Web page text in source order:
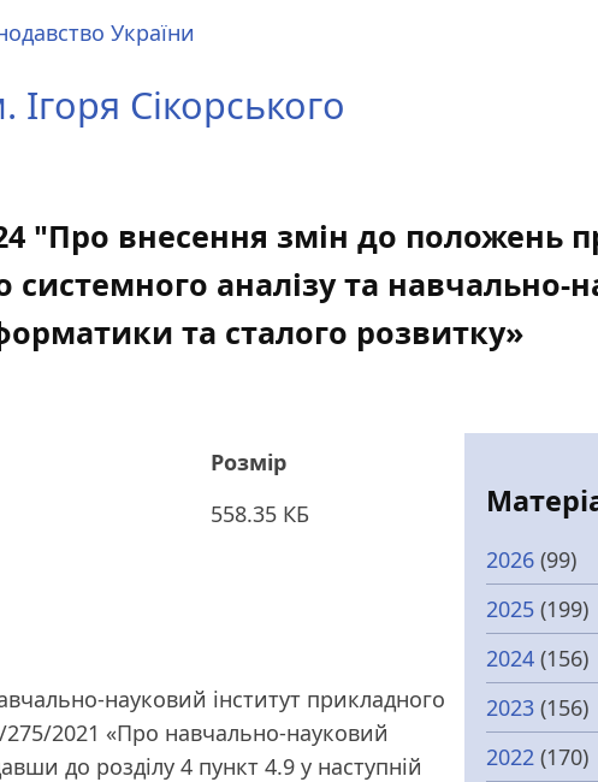
України
Сікорського
"Про внесення змін до положень
системного аналізу та навчально-
та сталого розвитку»
Розмір
558.35 КБ
науковий інститут прикладного
275/2021 «Про навчально-науковий
до розділу 4 пункт 4.9 у наступній
2026 (99)
2025 (199)
2024 (156)
2023 (156)
2022 (170)